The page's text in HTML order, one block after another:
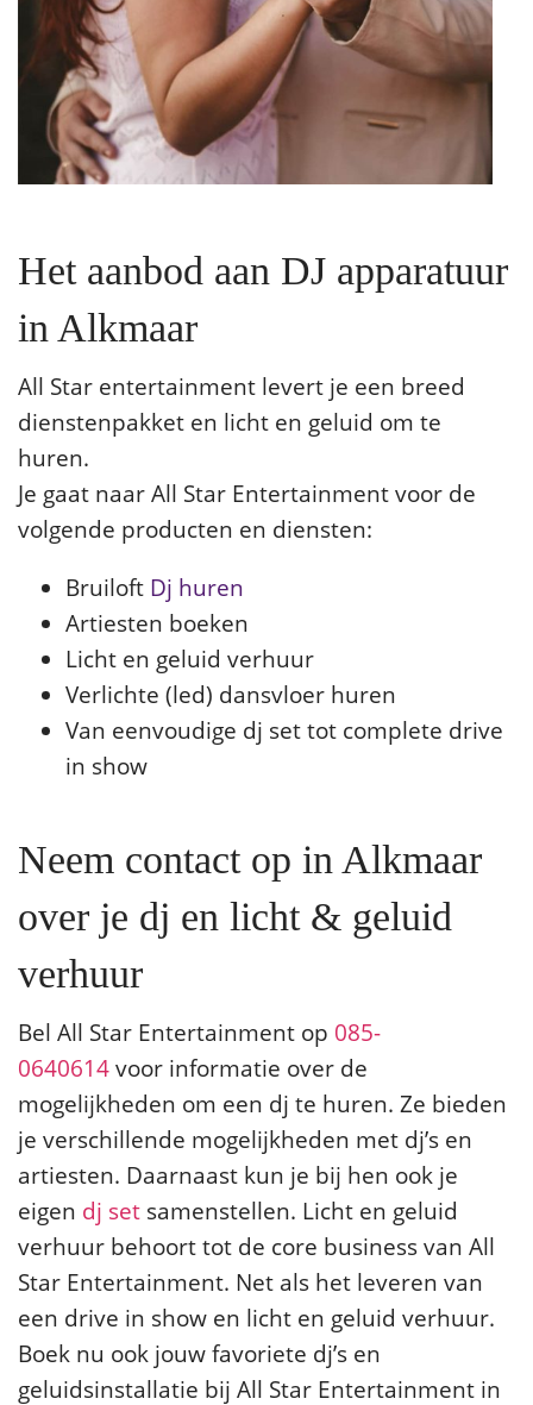
Het aanbod aan DJ apparatuur
in Alkmaar
All Star entertainment levert je een breed
dienstenpakket en licht en geluid om te
huren.
Je gaat naar All Star Entertainment voor de
volgende producten en diensten:
Bruiloft Dj huren
Artiesten boeken
Licht en geluid verhuur
Verlichte (led) dansvloer huren
Van eenvoudige dj set tot complete drive
in show
Neem contact op in Alkmaar
over je dj en licht & geluid
verhuur
Bel All Star Entertainment op 085-
0640614 voor informatie over de
mogelijkheden om een dj te huren. Ze bieden
je verschillende mogelijkheden met dj’s en
artiesten. Daarnaast kun je bij hen ook je
eigen dj set samenstellen. Licht en geluid
verhuur behoort tot de core business van All
Star Entertainment. Net als het leveren van
een drive in show en licht en geluid verhuur.
Boek nu ook jouw favoriete dj’s en
geluidsinstallatie bij All Star Entertainment in